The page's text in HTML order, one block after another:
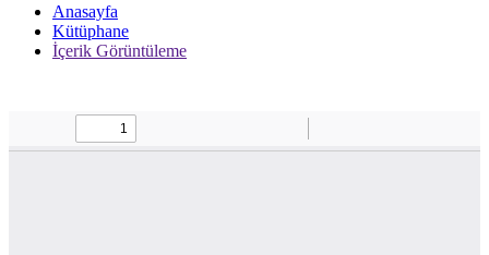
Anasayfa
Kütüphane
İçerik Görüntüleme